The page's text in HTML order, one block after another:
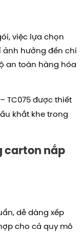
việc lựa chọn
hưởng đến chi
an toàn hàng hóa
– TC075 được thiết
khắt khe trong
carton nắp
dễ dàng xếp
cho cả quy mô